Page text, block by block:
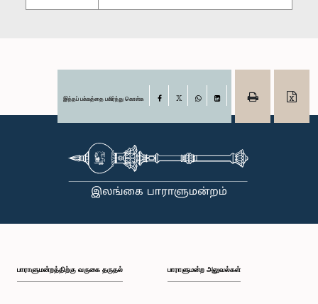
இந்தப் பக்கத்தை பகிர்ந்து கொள்க Facebook
பாராளுமன்றத்திற்கு வருகை தருதல் பாராளுமன்ற அலுவல்கள்